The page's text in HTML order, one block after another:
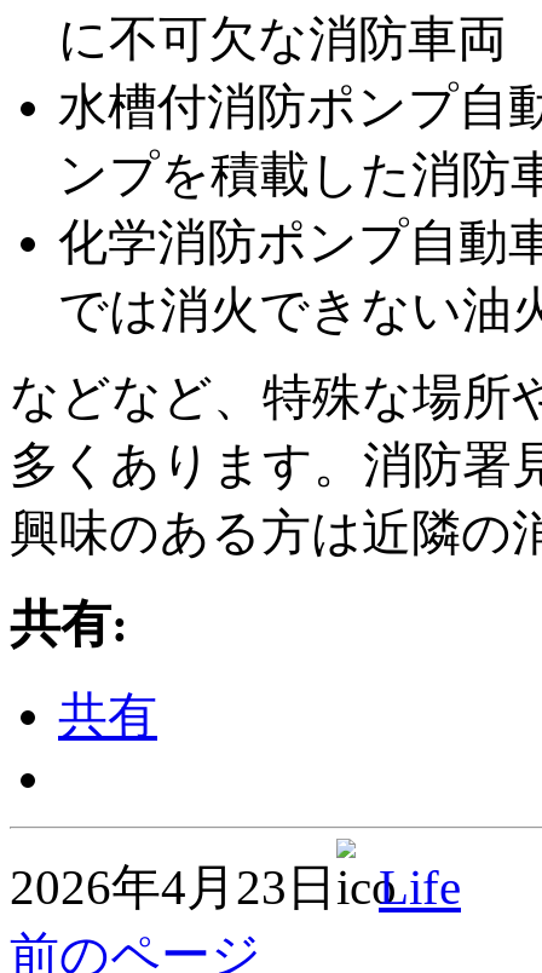
に不可欠な消防車両
水槽付消防ポンプ自
ンプを積載した消防
化学消防ポンプ自動
では消火できない油
などなど、特殊な場所
多くあります。消防署
興味のある方は近隣の
共有:
共有
2026年4月23日
Life
前のページ